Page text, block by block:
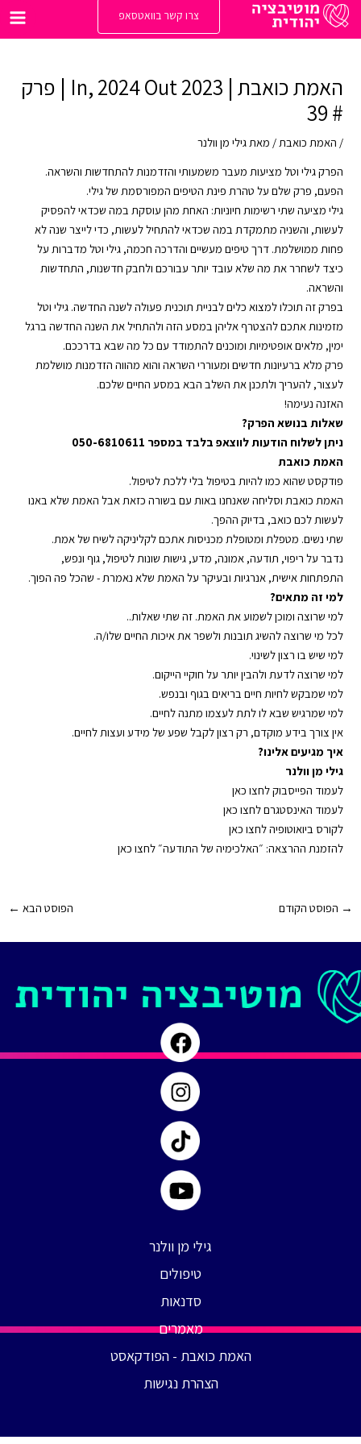
לתוכן
צרו קשר בוואטסאפ
האמת כואבת | 2023 In, 2024 Out | פרק
# 39
/ האמת כואבת/ מאתגילי מן וולנר
הפרק גילי וטל מציעות מעבר משמעותי והזדמנות להתחדשות והשראה.
הפעם, פרק שלם על טהרת פינת הטיפים המפורסמת של גילי.
גילי מציעה שתי רשימות חיוניות: האחת מהן עוסקת במה שכדאי להפסיק
לעשות, והשניה מתמקדת במה שכדאי להתחיל לעשות, כדי לייצר שנה לא
פחות ממושלמת. דרך טיפים מעשיים והדרכה חכמה, גילי וטל מדברות על
כיצד לשחרר את מה שלא עובד יותר עבורכם ולחבק חדשנות, התחדשות
והשראה.
בפרק זה תוכלו למצוא כלים לבניית תוכנית פעולה לשנה החדשה. גילי וטל
מזמינות אתכם להצטרף אליהן במסע הזה ולהתחיל את השנה החדשה ברגל
ימין, מלאים אופטימיות ומוכנים להתמודד עם כל מה שבא בדרככם.
פרק מלא ברעיונות חדשים ומעוררי השראה והוא מהווה הזדמנות מושלמת
לעצור, להעריך ולתכנן את השלב הבא במסע החיים שלכם.
האזנה נעימה!
שאלות בנושא הפרק?
ניתן לשלוח הודעות לווצאפ בלבד במספר 050-6810611
האמת כואבת
פודקסט שהוא כמו להיות בטיפול בלי ללכת לטיפול.
האמת כואבת וסליחה שאנחנו באות עם בשורה כזאת אבל האמת שלא באנו
לעשות לכם כואב, בדיוק ההפך.
שתי נשים. מטפלת ומטופלת מכניסות אתכם לקליניקה לשיח של אמת.
נדבר על ריפוי, תודעה, אמונה, מדע, גישות שונות לטיפול, גוף ונפש,
התפתחות אישית, אנרגיות ובעיקר על האמת שלא נאמרת - שהכל פה הפוך.
למי זה מתאים?
למי שרוצה ומוכן לשמוע את האמת. זה שתי שאלות..
לכל מי שרוצה להשיג תובנות ולשפר את איכות החיים שלו/ה.
למי שיש בו רצון לשינוי.
למי שרוצה לדעת ולהבין יותר על חוקיי הייקום.
למי שמבקש לחיות חיים בריאים בגוף ובנפש.
למי שמרגיש שבא לו לתת לעצמו מתנה לחיים.
אין צורך בידע מוקדם, רק רצון לקבל שפע של מידע ועצות לחיים.
איך מגיעים אלינו?
גילי מן וולנר
⁠⁠⁠⁠⁠⁠⁠לעמוד הפייסבוק לחצו כאן⁠⁠⁠⁠⁠⁠⁠
⁠⁠⁠⁠⁠⁠⁠לעמוד האינסטגרם לחצו כאן⁠⁠⁠⁠⁠⁠⁠
⁠⁠⁠⁠⁠⁠⁠לקורס ביואוטופיה לחצו כאן⁠⁠⁠⁠⁠⁠⁠
⁠⁠⁠⁠⁠⁠⁠להזמנת ההרצאה: ״האלכימיה של התודעה״ לחצו כאן⁠⁠⁠⁠⁠⁠⁠
Post→ הפוסט הקודם הפוסט הבא ←
גילי מן וולנר
טיפולים
סדנאות
מאמרים
האמת כואבת - הפודקאסט
הצהרת נגישות